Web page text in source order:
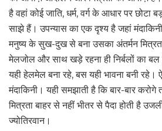
है वहां कोई जाति, धर्म, वर्ग के आधार पर
साझे हैं। उपन्यास का एक दृश्य है जहां मंदाकिनी
मनुष्य के सुख-दुख से बना उसका अंतर्मन
मेलजोल और साथ खड़े रहना ही निर्बलों का बल
यही हेलमेल बना रहे, बस यही भावना बनी रहे।
मंदाकिनी। यही समझाती है कि बार-बार
मित्रता बाहर से नहीं भीतर से पैदा होती है
ज्योतिरवान।